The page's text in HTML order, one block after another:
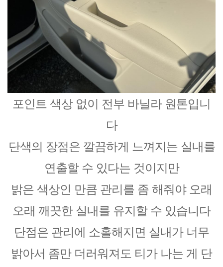
포인트 색상 없이 전부 바닐라 원톤입니
다
단색의 장점은 깔끔하게 느껴지는 실내를
연출할 수 있다는 것이지만
밝은 색상인 만큼 관리를 좀 해줘야 오래
오래 깨끗한 실내를 유지할 수 있습니다
단점은 관리에 소홀해지면 실내가 너무
밝아서 좀만 더러워져도 티가 나는 게 단